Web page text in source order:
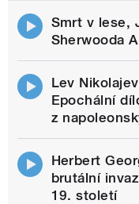
Smrt v lese,
Sherwooda
Lev
Epochální
z
Herbert
brutální
19. století